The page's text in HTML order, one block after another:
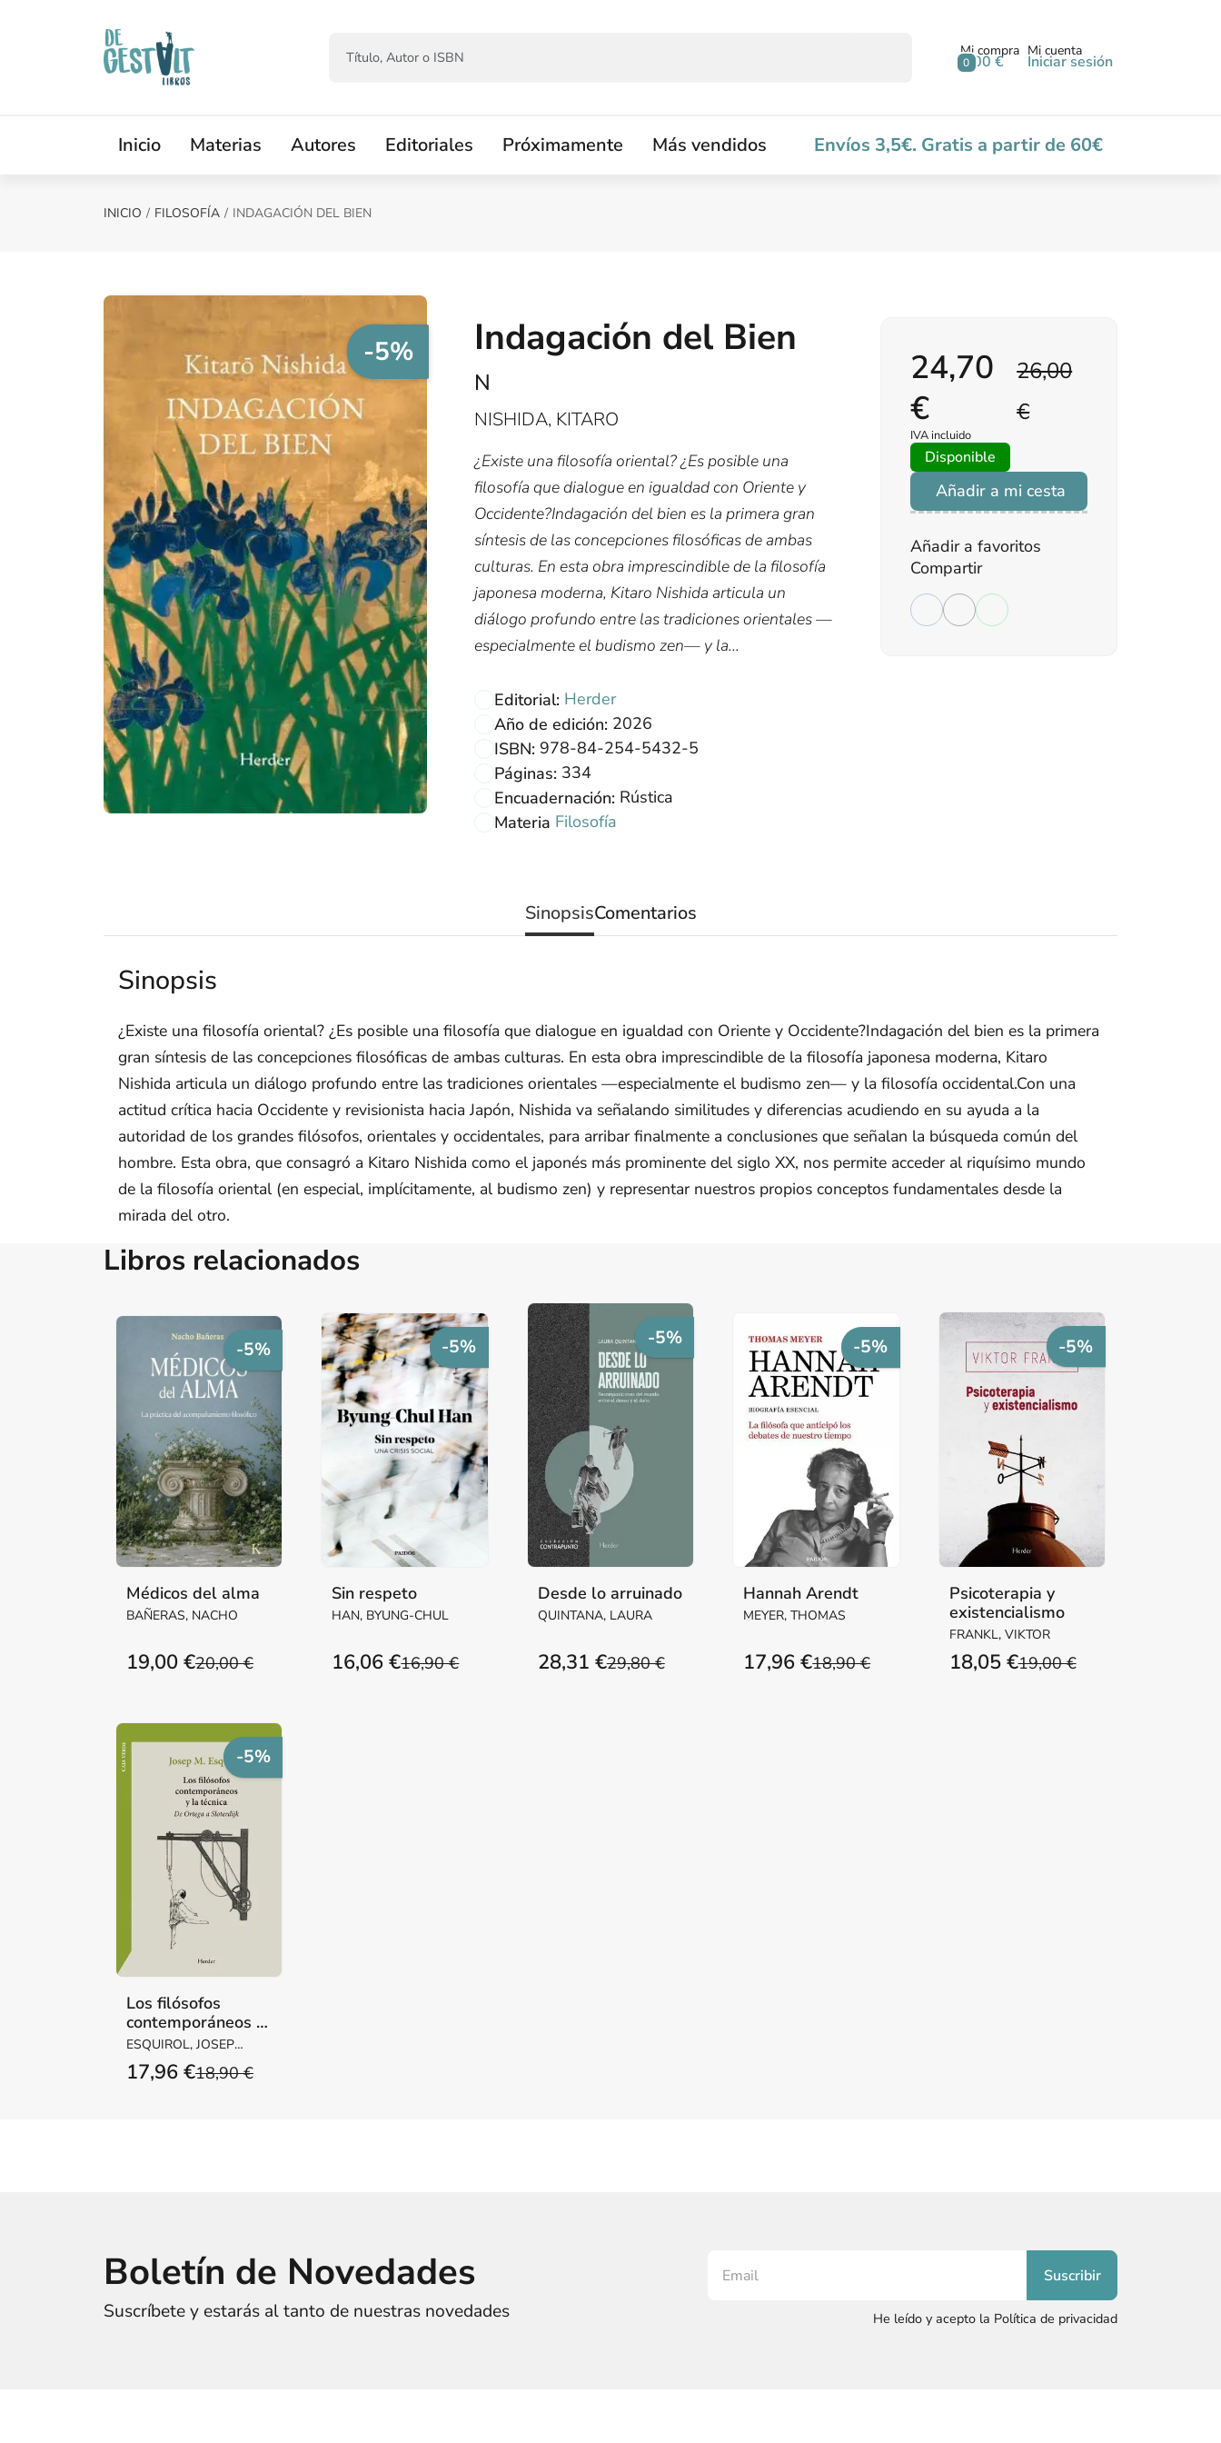
0
Mi compra
0,00 €
Mi cuenta
Iniciar sesión
Inicio Materias Autores Editoriales Próximamente Más vendidos Envíos 3,5€. Gratis a partir de 60€
INICIO FILOSOFÍA INDAGACIÓN DEL BIEN
-5% Indagación del Bien
N
NISHIDA, KITARO
¿Existe una filosofía oriental? ¿Es posible una
filosofía que dialogue en igualdad con Oriente y
Occidente?Indagación del bien es la primera gran
síntesis de las concepciones filosóficas de ambas
culturas. En esta obra imprescindible de la filosofía
japonesa moderna, Kitaro Nishida articula un
diálogo profundo entre las tradiciones orientales —
especialmente el budismo zen— y la...
Editorial: Herder
Año de edición: 2026
ISBN: 978-84-254-5432-5
Páginas: 334
Encuadernación: Rústica
Materia Filosofía
26,00
€
24,70
€
IVA incluido
Disponible
Añadir a mi cesta
Añadir a favoritos
Compartir
SinopsisComentarios
Sinopsis
¿Existe una filosofía oriental? ¿Es posible una filosofía que dialogue en igualdad con Oriente y Occidente?Indagación del bien es la primera
gran síntesis de las concepciones filosóficas de ambas culturas. En esta obra imprescindible de la filosofía japonesa moderna, Kitaro
Nishida articula un diálogo profundo entre las tradiciones orientales —especialmente el budismo zen— y la filosofía occidental.Con una
actitud crítica hacia Occidente y revisionista hacia Japón, Nishida va señalando similitudes y diferencias acudiendo en su ayuda a la
autoridad de los grandes filósofos, orientales y occidentales, para arribar finalmente a conclusiones que señalan la búsqueda común del
hombre. Esta obra, que consagró a Kitaro Nishida como el japonés más prominente del siglo XX, nos permite acceder al riquísimo mundo
de la filosofía oriental (en especial, implícitamente, al budismo zen) y representar nuestros propios conceptos fundamentales desde la
mirada del otro.
Libros relacionados
-5%
Médicos del alma
BAÑERAS, NACHO
20,00 €
19,00 €
-5%
Sin respeto
HAN, BYUNG-CHUL
16,90 €
16,06 €
-5%
Desde lo arruinado
QUINTANA, LAURA
29,80 €
28,31 €
-5%
Hannah Arendt
MEYER, THOMAS
18,90 €
17,96 €
-5%
Psicoterapia y
existencialismo
FRANKL, VIKTOR
19,00 €
18,05 €
-5%
Los filósofos
contemporáneos y
la técnica
ESQUIROL, JOSEP
MARIA
18,90 €
17,96 €
Boletín de Novedades
Suscríbete y estarás al tanto de nuestras novedades He leído y acepto la Política de privacidad